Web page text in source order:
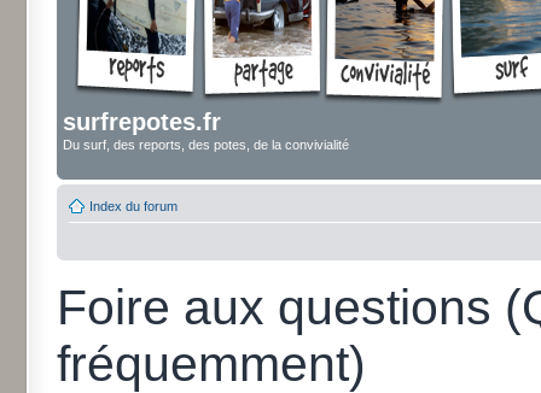
surfrepotes.fr
Du surf, des reports, des potes, de la convivialité
Index du forum
Foire aux questions
fréquemment)